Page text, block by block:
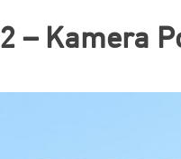
– Kamera